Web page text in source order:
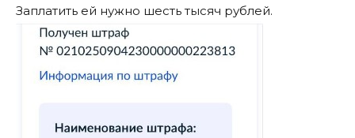
Заплатить ей нужно шесть тысяч рублей.